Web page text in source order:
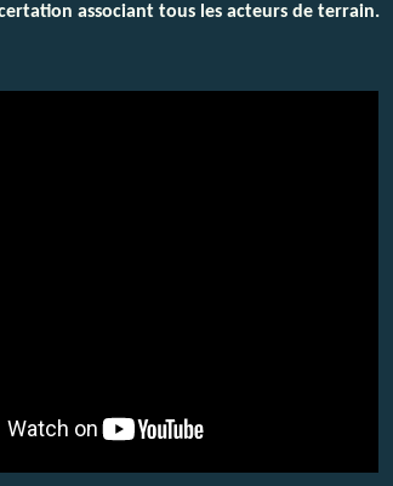
associant tous les acteurs de terrain.